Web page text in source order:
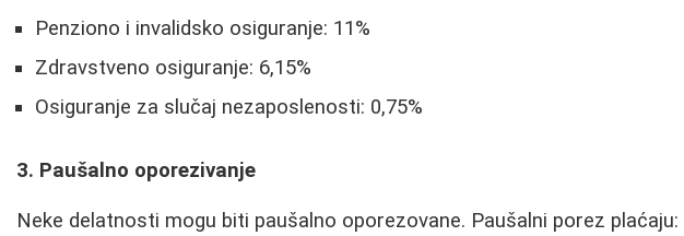
Penziono i invalidsko osiguranje: 11%
Zdravstveno osiguranje: 6,15%
Osiguranje za slučaj nezaposlenosti: 0,75%
3. Paušalno oporezivanje
Neke delatnosti mogu biti paušalno oporezovane. Paušalni porez plaćaju: